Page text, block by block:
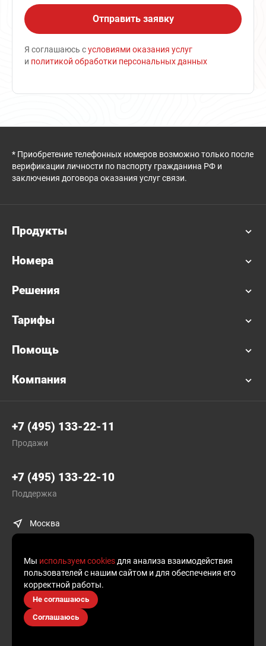
Я соглашаюсь сусловиями оказания услуг
и политикой обработки персональных данных
* Приобретение телефонных номеров возможно только после
верификации личности по паспорту гражданина РФ и
заключения договора оказания услуг связи.
Продукты
Номера
Решения
Тарифы
Помощь
Компания
+7 (495) 133-22-11
Продажи
+7 (495) 133-22-10
Поддержка
Москва
© Plusofon.ru, 2019—2026.
Продолжая использовать наш сайт, вы даете согласие на обработку
файлов cookies и других пользовательских данных, в соответствии
Политикой конфиденциальности
Мы используем cookies для анализа взаимодействия
пользователей с нашим сайтом и для обеспечения его
корректной работы.
Не соглашаюсь
Соглашаюсь